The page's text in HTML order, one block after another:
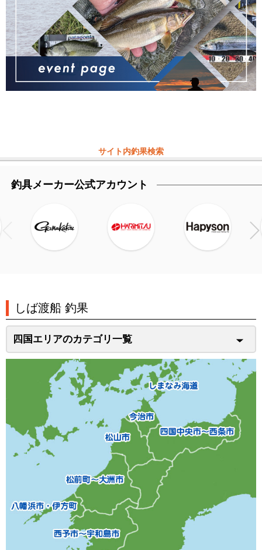
サイト内釣果検索
釣具メーカー公式アカウント
しば渡船 釣果
四国エリアのカテゴリ一覧